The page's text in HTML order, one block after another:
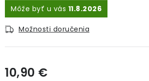
11.8.2026
Možnosti doručenia
10,90 €